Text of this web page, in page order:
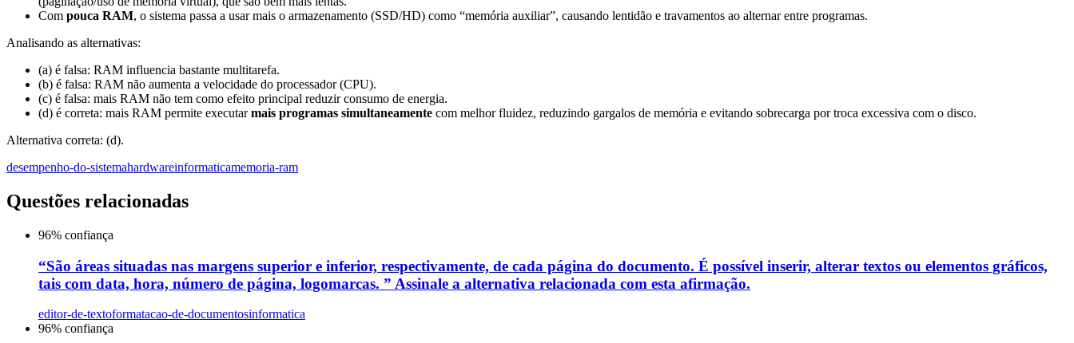
Com pouca RAM, o sistema passa a usar mais o armazenamento (SSD/HD) como “memória auxiliar”, causando lentidão e travamentos ao alternar entre programas.
Analisando as alternativas:
(a) é falsa: RAM influencia bastante multitarefa.
(b) é falsa: RAM não aumenta a velocidade do processador (CPU).
(c) é falsa: mais RAM não tem como efeito principal reduzir consumo de energia.
(d) é correta: mais RAM permite executarmais programas simultaneamente com melhor fluidez, reduzindo gargalos de memória e evitando sobrecarga por troca excessiva com o disco.
Alternativa correta: (d).
desempenho-do-sistemahardwareinformaticamemoria-ram
Questões relacionadas
96% confiança
“São áreas situadas nas margens superior e inferior, respectivamente, de cada página do documento. É possível inserir, alterar textos ou elementos gráficos,
tais com data, hora, número de página, logomarcas. ” Assinale a alternativa relacionada com esta afirmação.
editor-de-textoformatacao-de-documentosinformatica
96% confiança